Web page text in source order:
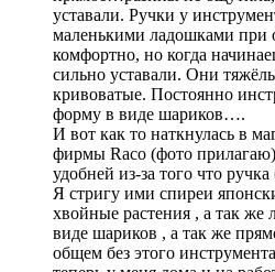
уставали. Ручки у
маленькими ладошками при
комфортно, но когда
сильно уставали. Они
кривоватые. Постоянно
форму в виде шариков….
И вот как то наткнулась в
фирмы Raco (фото
удобней из-за того что ручка
Я стригу ими спиреи
хвойные растения , а так же
виде шариков , а так же
общем без этого